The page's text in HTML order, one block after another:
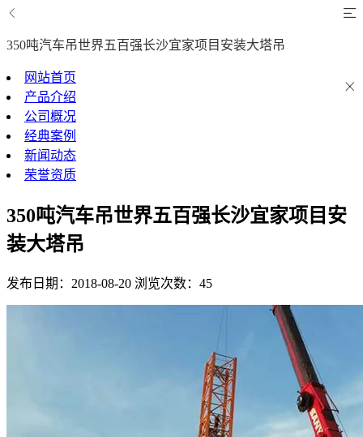
350吨汽车吊世界五百强长沙宜家项目安装大塔吊
网站首页
产品介绍
公司概况
经典案例
新闻动态
荣誉资质
350吨汽车吊世界五百强长沙宜家项目安
装大塔吊
发布日期：2018-08-20 浏览次数：45